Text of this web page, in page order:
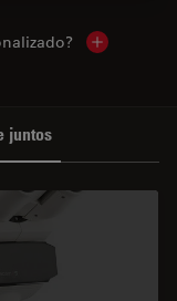
Show local
juntos